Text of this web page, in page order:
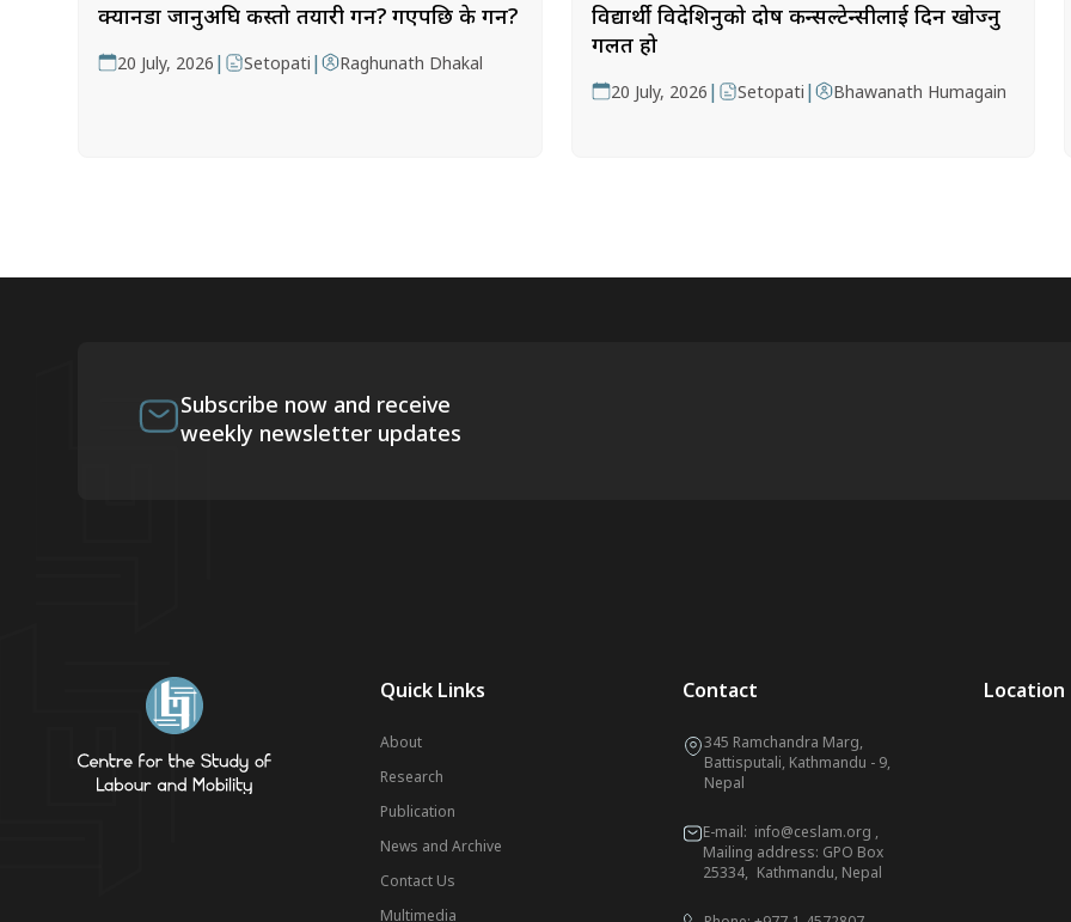
क्यानडा जानुअघि कस्तो तयारी गर्ने? गएपछि के गर्ने?
20 July, 2026 | Setopati | Raghunath Dhakal
विद्यार्थी विदेशिनुको दोष कन्सल्टेन्सीलाई दिन खोज्नु
गलत हो
20 July, 2026 | Setopati | Bhawanath Humagain
Subscribe now and receive
weekly newsletter updates
Quick Links
About
Research
Publication
News and Archive
Contact Us
Multimedia
Contact
345 Ramchandra Marg,
Battisputali, Kathmandu - 9,
Nepal
E-mail: info@ceslam.org ,
Mailing address: GPO Box
25334, Kathmandu, Nepal
Location